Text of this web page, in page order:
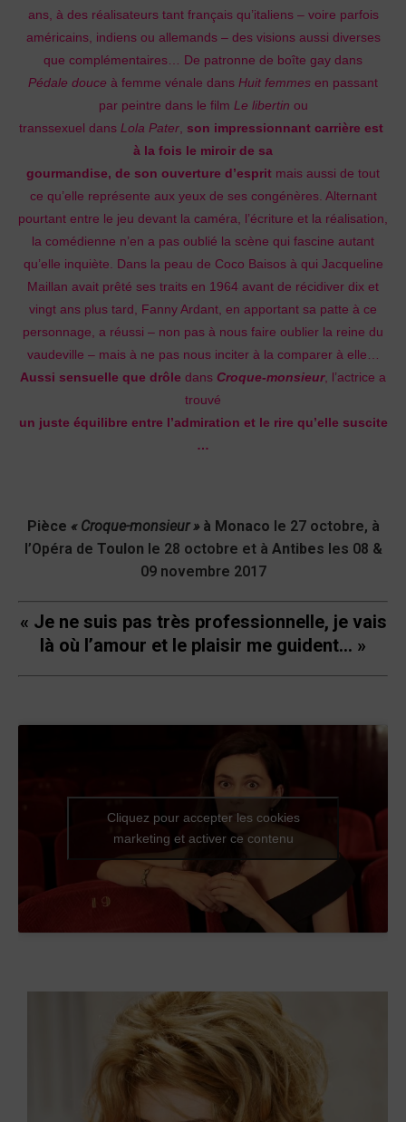
ans, à des réalisateurs tant français qu’italiens – voire parfois
américains, indiens ou allemands – des visions aussi diverses
que complémentaires… De patronne de boîte gay dans
Pédale douce à femme vénale dans Huit femmes en passant
par peintre dans le film Le libertin ou
transsexuel dans Lola Pater son impressionnant carrière est
à la fois le miroir de sa
gourmandise, de son ouverture d’esprit mais aussi de tout
ce qu’elle représente aux yeux de ses congénères. Alternant
pourtant entre le jeu devant la caméra, l’écriture et la réalisation,
la comédienne n’en a pas oublié la scène qui fascine autant
qu’elle inquiète. Dans la peau de Coco Baisos à qui Jacqueline
Maillan avait prêté ses traits en 1964 avant de récidiver dix et
vingt ans plus tard, Fanny Ardant, en apportant sa patte à ce
personnage, a réussi – non pas à nous faire oublier la reine du
vaudeville – mais à ne pas nous inciter à la comparer à elle…
Aussi sensuelle que drôle dans Croque-monsieur, l’actrice a
trouvé
un juste équilibre entre l’admiration et le rire qu’elle suscite
…
Pièce « Croque-monsieur »à Monaco le 27 octobre, à
l’Opéra de Toulon le 28 octobre et à Antibes les 08 &
09 novembre 2017
« Je ne suis pas très professionnelle, je vais
là où l’amour et le plaisir me guident… »
Cliquez pour accepter les cookies
marketing et activer ce contenu